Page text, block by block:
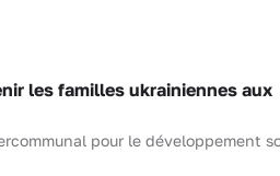
les familles ukrainiennes aux
pour le développement